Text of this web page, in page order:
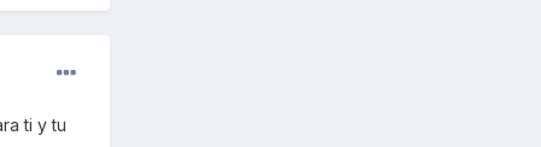
ti y tu